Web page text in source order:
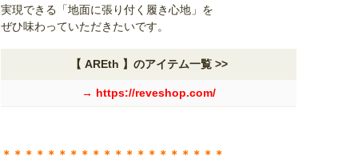
実現できる「地面に張り付く履き心地」を
ぜひ味わっていただきたいです。
【 AREth 】のアイテム一覧 >>
→ https://reveshop.com/
＊＊＊＊＊＊＊＊＊＊＊＊＊＊＊＊＊＊＊＊